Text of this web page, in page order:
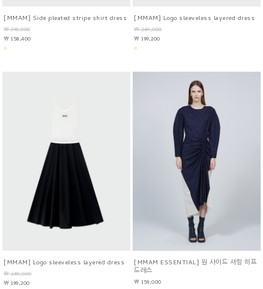
[MMAM] Side pleated stripe shirt dress
￦ 198,000
￦ 158,400
[MMAM] Logo sleeveless layered dress
￦ 249,000
￦ 199,200
[MMAM] Logo sleeveless layered dress
￦ 249,000
￦ 199,200
[MMAM ESSENTIAL] 원 사이드 셔링 하프
드레스
￦ 159,000